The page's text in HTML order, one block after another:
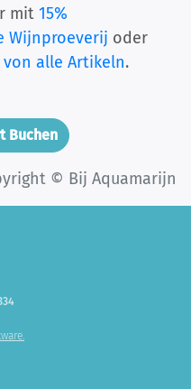
mit 15%
Wijnproeverij oder
von alle Artikeln.
Buchen
© Bij Aquamarijn